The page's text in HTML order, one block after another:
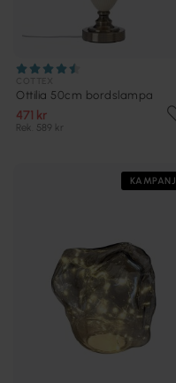
Ottilia 50cm bordslampa
471 kr
Rek. 589 kr
KAMPANJ